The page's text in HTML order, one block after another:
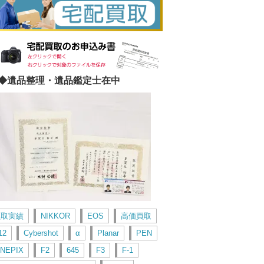
遺品整理・遺品鑑定士在中
実績 NIKKOR EOS
高価買取
Cybershot α Planar
PEN
F2 645 F3
F-1